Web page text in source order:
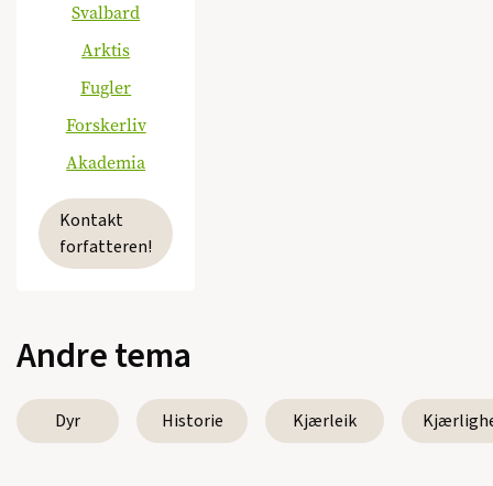
Svalbard
Arktis
Fugler
Forskerliv
Akademia
Kontakt
forfatteren!
Andre tema
Dyr Historie Kjærleik